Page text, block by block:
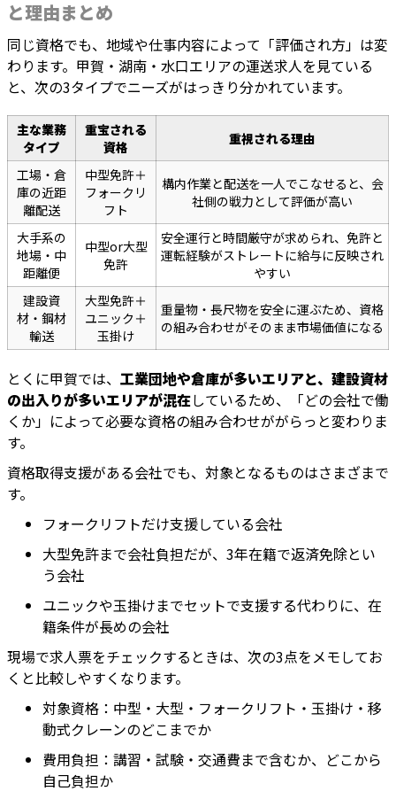
と理由まとめ
同じ資格でも、地域や仕事内容によって「評価され方」は変
わります。甲賀・湖南・水口エリアの運送求人を見ている
と、次の3タイプでニーズがはっきり分かれています。
主な業務
タイプ
重宝される
資格
重視される理由
工場・倉
庫の近距
離配送
中型免許＋
フォークリ
フト
構内作業と配送を一人でこなせると、会
社側の戦力として評価が高い
大手系の
地場・中
距離便
中型or大型
免許
安全運行と時間厳守が求められ、免許と
運転経験がストレートに給与に反映され
やすい
建設資
材・鋼材
輸送
大型免許＋
ユニック＋
玉掛け
重量物・長尺物を安全に運ぶため、資格
の組み合わせがそのまま市場価値になる
とくに甲賀では、 工業団地や倉庫が多いエリアと、建設資材
の出入りが多いエリアが混在しているため、「どの会社で働
くか」によって必要な資格の組み合わせががらっと変わりま
す。
資格取得支援がある会社でも、対象となるものはさまざまで
す。
フォークリフトだけ支援している会社
大型免許まで会社負担だが、3年在籍で返済免除とい
う会社
ユニックや玉掛けまでセットで支援する代わりに、在
籍条件が長めの会社
現場で求人票をチェックするときは、次の3点をメモしてお
くと比較しやすくなります。
対象資格：中型・大型・フォークリフト・玉掛け・移
動式クレーンのどこまでか
費用負担：講習・試験・交通費まで含むか、どこから
自己負担か